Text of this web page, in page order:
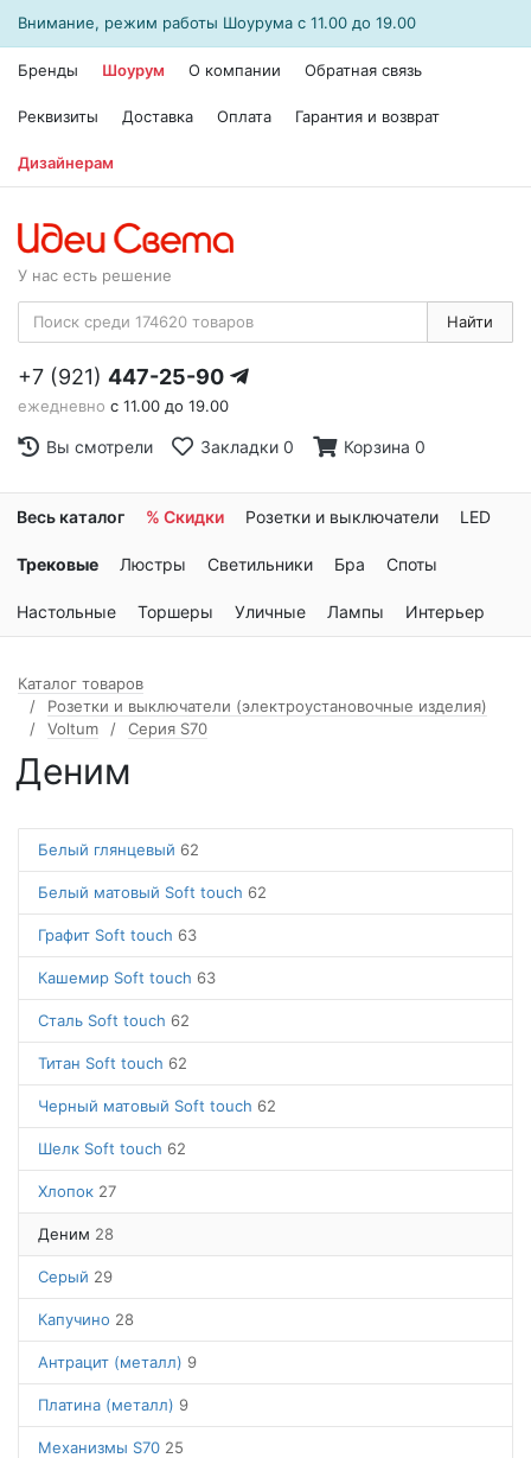
Внимание, режим работы Шоурума с 11.00 до 19.00
Бренды Шоурум О компании Обратная связь
Реквизиты Доставка Оплата Гарантия и возврат
Дизайнерам
У нас есть решение
Найти
+7 (921) 447-25-90
ежедневно с 11.00 до 19.00
Вы смотрели Закладки 0 Корзина 0
Весь каталог % Скидки Розетки и выключатели LED
Трековые Люстры Светильники Бра Споты
Настольные Торшеры Уличные Лампы Интерьер
Каталог товаров
Розетки и выключатели (электроустановочные изделия)
Voltum
Серия S70
Деним
Белый глянцевый 62
Белый матовый Soft touch 62
Графит Soft touch 63
Кашемир Soft touch 63
Сталь Soft touch 62
Титан Soft touch 62
Черный матовый Soft touch 62
Шелк Soft touch 62
Хлопок 27
Деним 28
Серый 29
Капучино 28
Антрацит (металл) 9
Платина (металл) 9
Механизмы S70 25